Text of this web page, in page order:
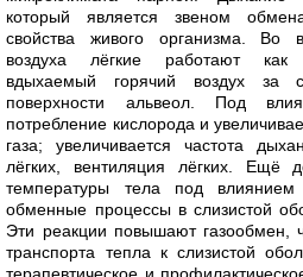
который является звеном
свойства живого организма. Во
воздуха лёгкие работают как
вдыхаемый горячий воздух за
поверхности альвеол. Под
потребление кислорода и
газа; увеличивается частота
лёгких, вентиляция лёгких. Ещё
температуры тела под влиянием
обменные процессы в слизистой
Эти реакции повышают газообмен,
транспорта тепла к слизистой